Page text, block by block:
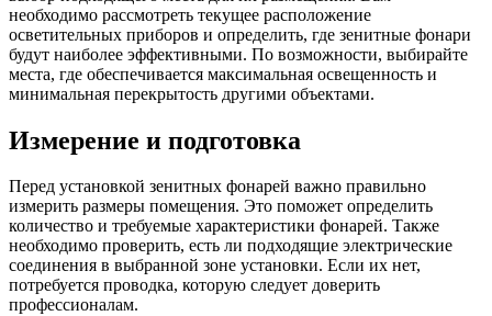
необходимо рассмотреть текущее расположение
осветительных приборов и определить, где зенитные фонари
будут наиболее эффективными. По возможности, выбирайте
места, где обеспечивается максимальная освещенность и
минимальная перекрытость другими объектами.
Измерение и подготовка
Перед установкой зенитных фонарей важно правильно
измерить размеры помещения. Это поможет определить
количество и требуемые характеристики фонарей. Также
необходимо проверить, есть ли подходящие электрические
соединения в выбранной зоне установки. Если их нет,
потребуется проводка, которую следует доверить
профессионалам.